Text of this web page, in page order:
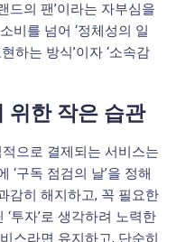
드의 팬’이라는 자부심을
비를 넘어 ‘정체성의 일
하는 방식’이자 ‘소속감
위한 작은 습관
으로 결제되는 서비스는
‘구독 점검의 날’을 정해
감히 해지하고, 꼭 필요한
‘투자’로 생각하려 노력한
스라면 유지하고, 단순히